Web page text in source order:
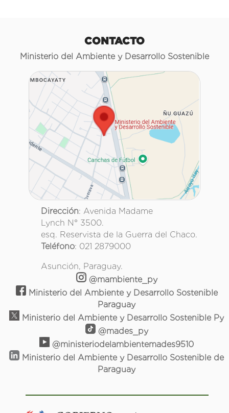
CONTACTO
Ministerio del Ambiente y Desarrollo Sostenible
Dirección: Avenida Madame
Lynch N° 3500.
esq. Reservista de la Guerra del Chaco.
Teléfono: 021 2879000
Asunción, Paraguay.
@mambiente_py
Ministerio del Ambiente y Desarrollo Sostenible
Paraguay
Ministerio del Ambiente y Desarrollo Sostenible Py
@mades_py
@ministeriodelambientemades9510
Ministerio del Ambiente y Desarrollo Sostenible de
Paraguay